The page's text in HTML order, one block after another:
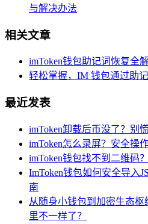
与解决办法
相关文章
imToken钱包助记词恢复全
轻松掌握，IM 钱包通过助
最近发表
imToken卸载后币没了？别
imToken怎么录屏？安全操
imToken钱包找不到二维码
ImToken钱包如何安全导入
南
从随身小钱包到加密生态枢
里不一样了？